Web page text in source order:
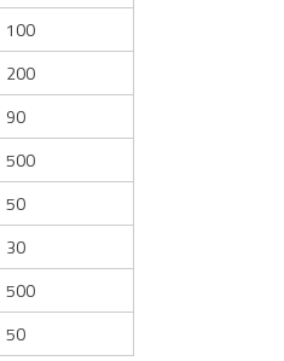
100
200
90
500
50
30
500
50